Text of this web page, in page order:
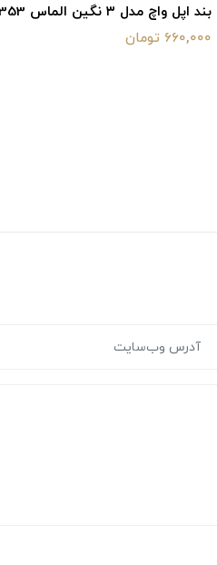
بند اپل واچ مدل ۳ نگین الماس BA1353
660,000 تومان